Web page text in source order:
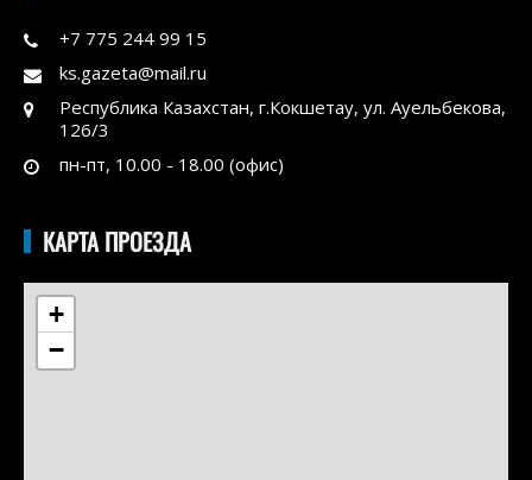
+7 775 244 99 15
ks.gazeta@mail.ru
Республика Казахстан, г.Кокшетау, ул. Ауельбекова,
126/3
пн-пт, 10.00 - 18.00 (офис)
КАРТА ПРОЕЗДА
+
−